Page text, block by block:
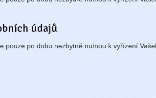
údajů
pouze po dobu nezbytně nutnou k vyřízení